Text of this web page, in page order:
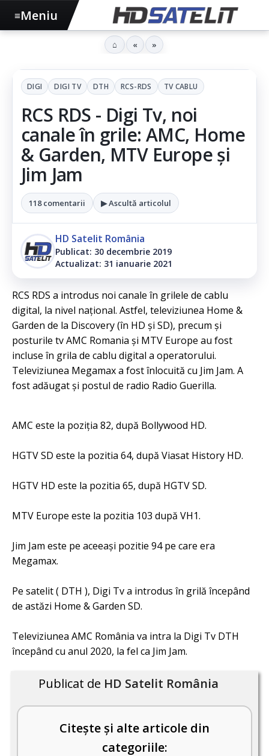
DIGI DIGI TV DTH RCS-RDS TV CABLU
RCS RDS - Digi Tv, noi
canale în grile: AMC, Home
& Garden, MTV Europe și
Jim Jam
118 comentarii ▶ Ascultă articolul
HD Satelit România
Publicat: 30 decembrie 2019
Actualizat: 31 ianuarie 2021
RCS RDS a introdus noi canale în grilele de cablu
digital, la nivel național. Astfel, televiziunea Home &
Garden de la Discovery (în HD și SD), precum și
posturile tv AMC Romania și MTV Europe au fost
incluse în grila de cablu digital a operatorului.
Televiziunea Megamax a fost înlocuită cu Jim Jam. A
fost adăugat și postul de radio Radio Guerilla.
AMC este la poziția 82, după Bollywood HD.
HGTV SD este la pozitia 64, după Viasat History HD.
HGTV HD este la pozitia 65, după HGTV SD.
MTV Europe este la pozitia 103 după VH1.
Jim Jam este pe aceeași pozitie 94 pe care era
Megamax.
Pe satelit ( DTH ), Digi Tv a introdus în grilă începând
de astăzi Home & Garden SD.
Televiziunea AMC România va intra la Digi Tv DTH
începând cu anul 2020, la fel ca Jim Jam.
Publicat de HD Satelit România
Citește și alte articole din
categoriile:
≡Meniu
⌂ « »